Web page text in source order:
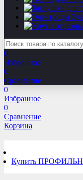
0
Избранное
0
Сравнение
0
Избранное
0
Сравнение
Корзина
Купить